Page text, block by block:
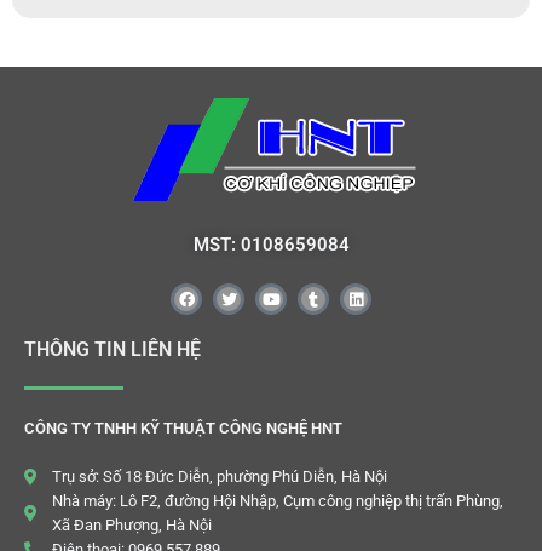
MST: 0108659084
THÔNG TIN LIÊN HỆ
CÔNG TY TNHH KỸ THUẬT CÔNG NGHỆ HNT
Trụ sở: Số 18 Đức Diễn, phường Phú Diễn, Hà Nội
Nhà máy: Lô F2, đường Hội Nhập, Cụm công nghiệp thị trấn Phùng,
Xã Đan Phượng, Hà Nội